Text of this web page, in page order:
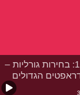
פרק 110: בחירות גורליות –
הגדולים